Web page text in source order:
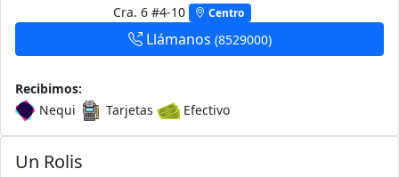
Cra. 6 #4-10
Centro
Llámanos (8529000)
Recibimos:
Nequi
Tarjetas Efectivo
Un Rolis